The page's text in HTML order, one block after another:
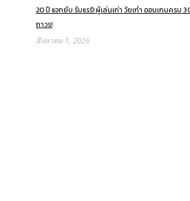
20 ปี แจกยับ รับแรร์! ผู้เล่นเก่า วัยเก๋า ออนเกมครบ
ถาวร!
สิงหาคม 1, 2026